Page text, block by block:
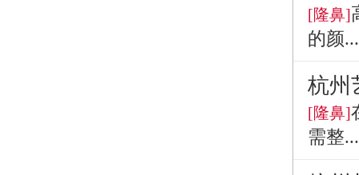
[隆鼻]
的颜...
杭州
[隆鼻]
需整...